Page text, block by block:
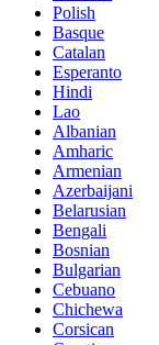
Polish
Basque
Catalan
Esperanto
Hindi
Lao
Albanian
Amharic
Armenian
Azerbaijani
Belarusian
Bengali
Bosnian
Bulgarian
Cebuano
Chichewa
Corsican